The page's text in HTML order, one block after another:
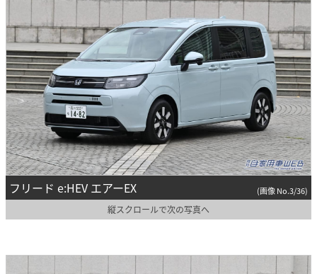
フリード e:HEV エアーEX (画像 No.3/36)
縦スクロールで次の写真へ